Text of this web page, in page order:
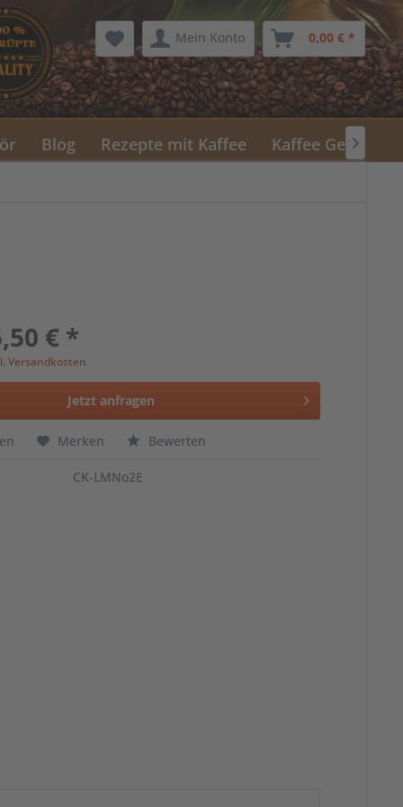
Mein Konto 0,00 € *
Blog Rezepte mit Kaffee Kaffee 
€ *
Versandkosten
Jetzt anfragen
Merken Bewerten
CK-LMNo2E